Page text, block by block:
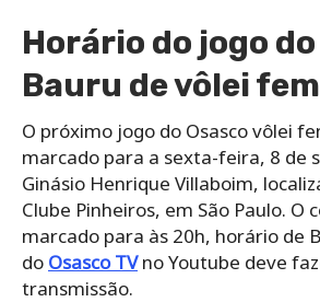
Horário do jogo do
Bauru de vôlei
O próximo jogo do Osasco vôlei
marcado para a sexta-feira, 8 de
Ginásio Henrique Villaboim,
Clube Pinheiros, em São Paulo. O
marcado para às 20h, horário de
do Osasco TVno Youtube deve
transmissão.